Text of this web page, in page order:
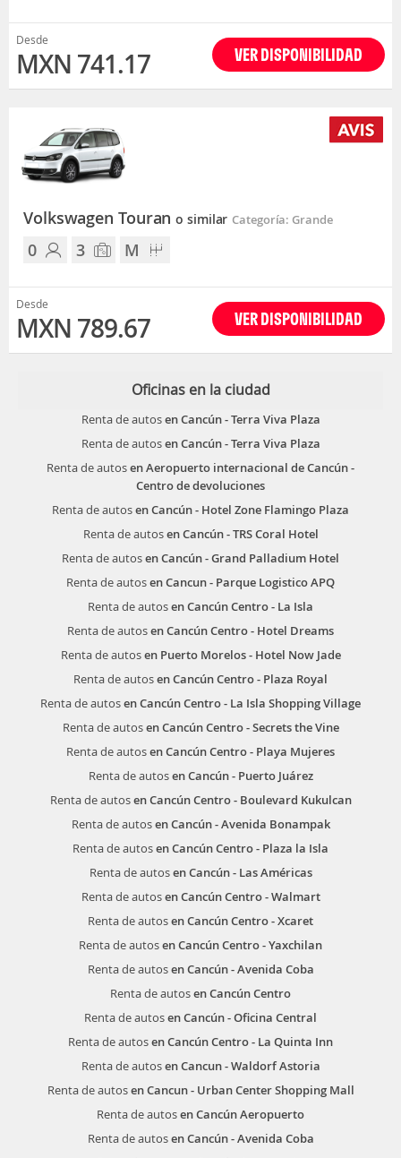
Desde
MXN 741.17 VER DISPONIBILIDAD
Volkswagen Tourano similar Categoría: Grande
0 3 M
Desde
MXN 789.67 VER DISPONIBILIDAD
Oficinas en la ciudad
Renta de autosen Cancún - Terra Viva Plaza
Renta de autosen Cancún - Terra Viva Plaza
Renta de autosen Aeropuerto internacional de Cancún -
Centro de devoluciones
Renta de autosen Cancún - Hotel Zone Flamingo Plaza
Renta de autosen Cancún - TRS Coral Hotel
Renta de autosen Cancún - Grand Palladium Hotel
Renta de autosen Cancun - Parque Logistico APQ
Renta de autosen Cancún Centro - La Isla
Renta de autosen Cancún Centro - Hotel Dreams
Renta de autosen Puerto Morelos - Hotel Now Jade
Renta de autosen Cancún Centro - Plaza Royal
Renta de autosen Cancún Centro - La Isla Shopping Village
Renta de autosen Cancún Centro - Secrets the Vine
Renta de autosen Cancún Centro - Playa Mujeres
Renta de autosen Cancún - Puerto Juárez
Renta de autosen Cancún Centro - Boulevard Kukulcan
Renta de autosen Cancún - Avenida Bonampak
Renta de autosen Cancún Centro - Plaza la Isla
Renta de autosen Cancún - Las Américas
Renta de autosen Cancún Centro - Walmart
Renta de autosen Cancún Centro - Xcaret
Renta de autosen Cancún Centro - Yaxchilan
Renta de autosen Cancún - Avenida Coba
Renta de autosen Cancún Centro
Renta de autosen Cancún - Oficina Central
Renta de autosen Cancún Centro - La Quinta Inn
Renta de autosen Cancun - Waldorf Astoria
Renta de autosen Cancun - Urban Center Shopping Mall
Renta de autosen Cancún Aeropuerto
Renta de autosen Cancún - Avenida Coba